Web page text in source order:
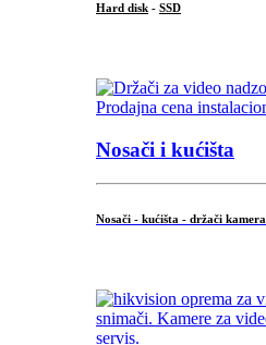
Hard disk - SSD
Nosači i kućišta
Nosači - kućišta - držači kamera